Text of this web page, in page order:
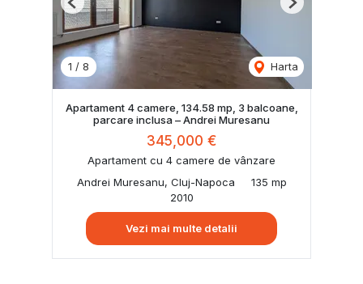
1 / 8 Harta
Previous Next
Apartament 4 camere, 134.58 mp, 3 balcoane,
parcare inclusa – Andrei Muresanu
345,000 €
Apartament cu 4 camere de vânzare
Andrei Muresanu, Cluj-Napoca
135 mp
2010
Vezi mai multe detalii